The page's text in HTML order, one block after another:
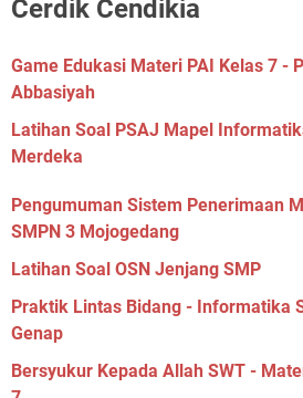
Cerdik Cendikia
Game Edukasi Materi PAI Kelas 7 -
Abbasiyah
Latihan Soal PSAJ Mapel
Merdeka
Pengumuman Sistem Penerimaan
SMPN 3 Mojogedang
Latihan Soal OSN Jenjang SMP
Praktik Lintas Bidang - Informatika
Genap
Bersyukur Kepada Allah SWT -